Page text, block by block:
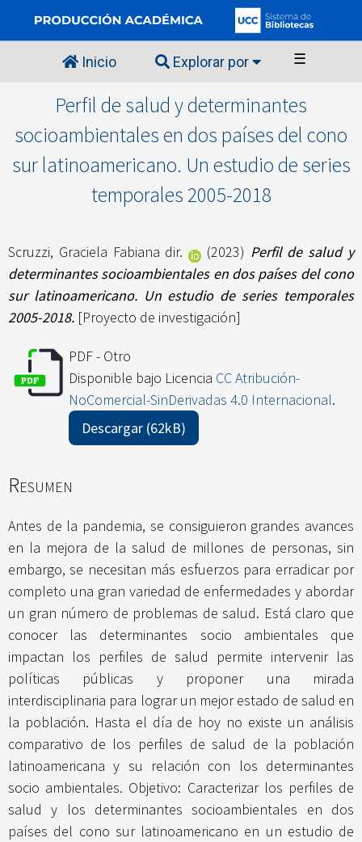
Inicio Explorar por ☰
Perfil de salud y determinantes
socioambientales en dos países del cono
sur latinoamericano. Un estudio de series
temporales 2005-2018
Scruzzi, Graciela Fabiana dir. (2023) Perfil de salud y
determinantes socioambientales en dos países del cono
sur latinoamericano. Un estudio de series temporales
2005-2018. [Proyecto de investigación]
PDF - Otro
Disponible bajo Licencia CC Atribución-
NoComercial-SinDerivadas 4.0 Internacional.
Descargar (62kB)
Resumen
Antes de la pandemia, se consiguieron grandes avances
en la mejora de la salud de millones de personas, sin
embargo, se necesitan más esfuerzos para erradicar por
completo una gran variedad de enfermedades y abordar
un gran número de problemas de salud. Está claro que
conocer las determinantes socio ambientales que
impactan los perfiles de salud permite intervenir las
políticas públicas y proponer una mirada
interdisciplinaria para lograr un mejor estado de salud en
la población. Hasta el día de hoy no existe un análisis
comparativo de los perfiles de salud de la población
latinoamericana y su relación con los determinantes
socio ambientales. Objetivo: Caracterizar los perfiles de
salud y los determinantes socioambientales en dos
países del cono sur latinoamericano en un estudio de